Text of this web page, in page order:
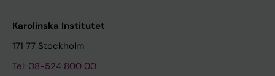
Karolinska Institutet
171 77 Stockholm
Tel: 08-524 800 00